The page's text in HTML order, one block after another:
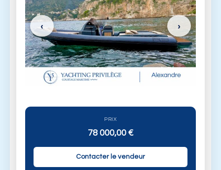
‹ ›
PRIX
78 000,00 €
Contacter le vendeur